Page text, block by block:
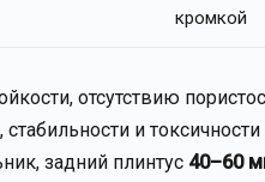
кромкой
отсутствию
и
задний плинтус 40–60